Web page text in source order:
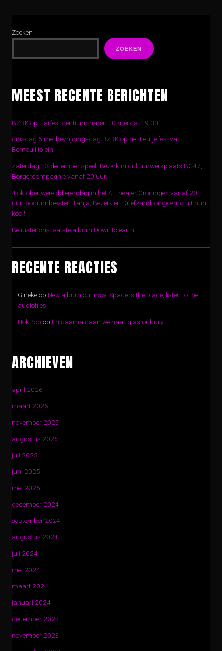
Zoeken
ZOEKEN
MEEST RECENTE BERICHTEN
BZRK op Harfest centrum haren 30 mei ca. 19.30
dinsdag 5 mei bevrijdingsdag BZRK op het Leutje festival
Bernouilliplein
Zaterdag 13 december speelt Bezerk in cultuurwerkplaats BC47,
Borgercompagnie vanaf 20 uur.
4 oktober werelddierendag in het A-Theater Groningen vanaf 20
uur: podiumbeesten Tanja, Bezerk en Driefzand, ongetemd uit hun
kooi!
Beluister ons laatste album Down to earth
RECENTE REACTIES
Ginekeop New album out now! Space is the place, listen to the
audiofiles
HokPop op En daarna gaan we naar glastonbury
ARCHIEVEN
april 2026
maart 2026
november 2025
augustus 2025
juli 2025
juni 2025
mei 2025
december 2024
september 2024
augustus 2024
juli 2024
mei 2024
maart 2024
januari 2024
december 2023
november 2023